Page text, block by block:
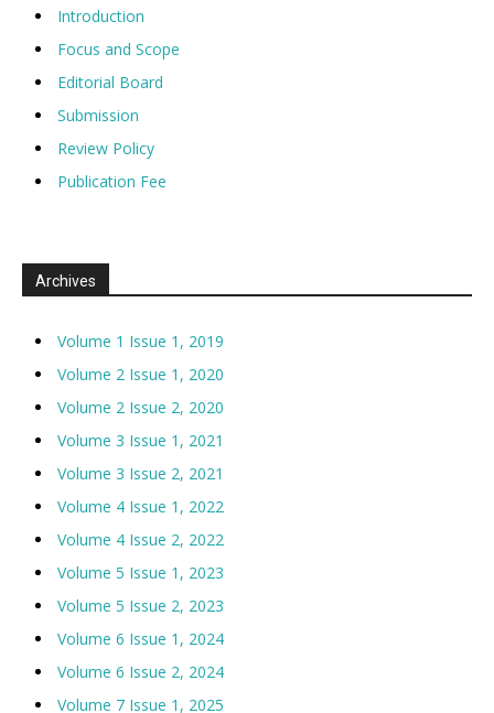
Introduction
Focus and Scope
Editorial Board
Submission
Review Policy
Publication Fee
Archives
Volume 1 Issue 1, 2019
Volume 2 Issue 1, 2020
Volume 2 Issue 2, 2020
Volume 3 Issue 1, 2021
Volume 3 Issue 2, 2021
Volume 4 Issue 1, 2022
Volume 4 Issue 2, 2022
Volume 5 Issue 1, 2023
Volume 5 Issue 2, 2023
Volume 6 Issue 1, 2024
Volume 6 Issue 2, 2024
Volume 7 Issue 1, 2025